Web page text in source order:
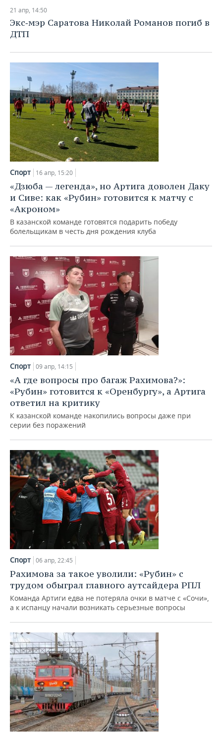
21 апр, 14:50
Экс‑мэр Саратова Николай Романов погиб в
ДТП
Спорт 16 апр, 15:20
«Дзюба — легенда», но Артига доволен Даку
и Сиве: как «Рубин» готовится к матчу с
«Акроном»
В казанской команде готовятся подарить победу
болельщикам в честь дня рождения клуба
Спорт 09 апр, 14:15
«А где вопросы про багаж Рахимова?»:
«Рубин» готовится к «Оренбургу», а Артига
ответил на критику
К казанской команде накопились вопросы даже при
серии без поражений
Спорт 06 апр, 22:45
Рахимова за такое уволили: «Рубин» с
трудом обыграл главного аутсайдера РПЛ
Команда Артиги едва не потеряла очки в матче с «Сочи»,
а к испанцу начали возникать серьезные вопросы